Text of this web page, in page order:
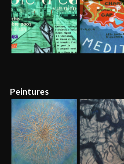
Peintures